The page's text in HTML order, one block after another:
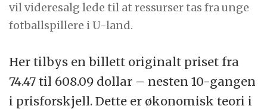
vil videresalg lede til at ressurser tas fra unge
fotballspillere i U-land.
Her tilbys en billett originalt priset fra
74.47 til 608.09 dollar – nesten 10-gangen
i prisforskjell. Dette er økonomisk teori i